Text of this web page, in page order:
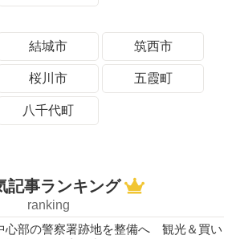
結城市 筑西市
桜川市 五霞町
八千代町
記事ランキング
ranking
心部の警察署跡地を整備へ 観光＆買い